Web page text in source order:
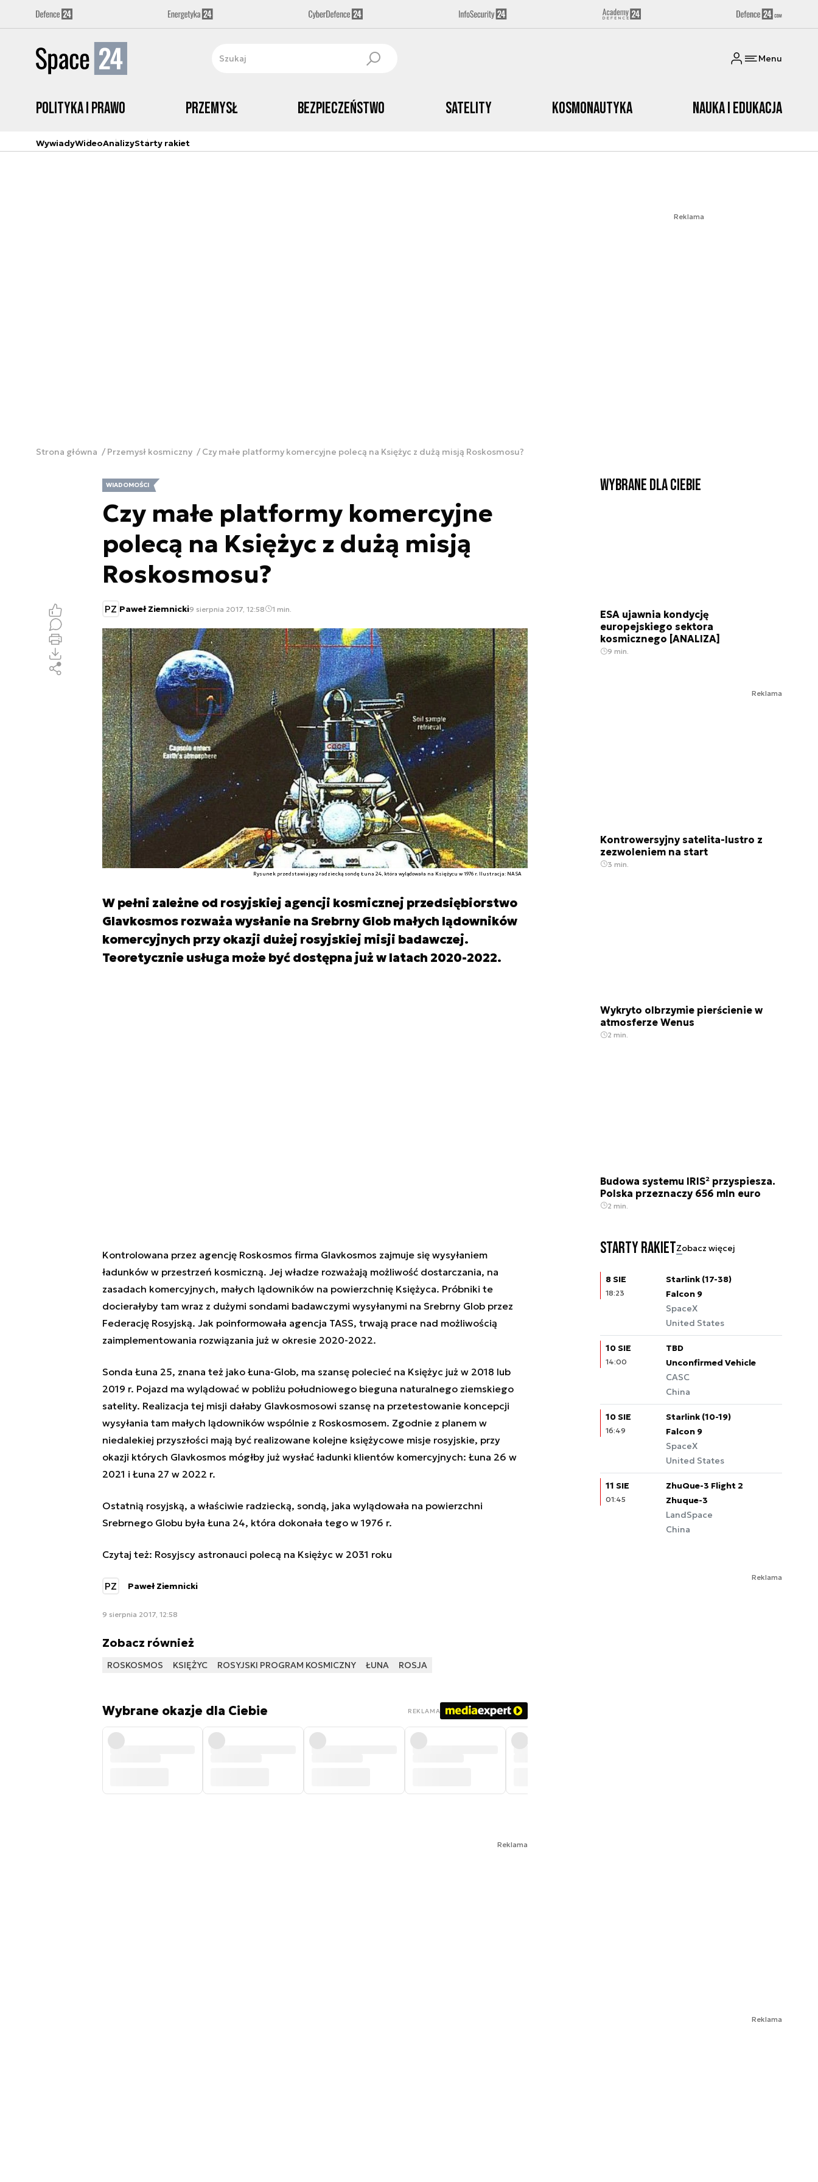
Menu
Polityka i prawo Przemysł Bezpieczeństwo Satelity Kosmonautyka Nauka i edukacja
WywiadyWideoAnalizyStarty rakiet
Reklama
Strona główna Przemysł kosmiczny Czy małe platformy komercyjne polecą na Księżyc z dużą misją Roskosmosu?
WIADOMOŚCI
Czy małe platformy komercyjne
polecą na Księżyc z dużą misją
Roskosmosu?
PZ Paweł Ziemnicki9 sierpnia 2017, 12:58 1 min.
Rysunek przedstawiający radziecką sondę Łuna 24, która wylądowała na Księżycu w 1976 r. Ilustracja: NASA
W pełni zależne od rosyjskiej agencji kosmicznej przedsiębiorstwo
Glavkosmos rozważa wysłanie na Srebrny Glob małych lądowników
komercyjnych przy okazji dużej rosyjskiej misji badawczej.
Teoretycznie usługa może być dostępna już w latach 2020-2022.
Kontrolowana przez agencję Roskosmos firma Glavkosmos zajmuje się wysyłaniem
ładunków w przestrzeń kosmiczną. Jej władze rozważają możliwość dostarczania, na
zasadach komercyjnych, małych lądowników na powierzchnię Księżyca. Próbniki te
docierałyby tam wraz z dużymi sondami badawczymi wysyłanymi na Srebrny Glob przez
Federację Rosyjską. Jak poinformowała agencja TASS, trwają prace nad możliwością
zaimplementowania rozwiązania już w okresie 2020-2022.
Sonda Łuna 25, znana też jako Łuna-Glob, ma szansę polecieć na Księżyc już w 2018 lub
2019 r. Pojazd ma wylądować w pobliżu południowego bieguna naturalnego ziemskiego
satelity. Realizacja tej misji dałaby Glavkosmosowi szansę na przetestowanie koncepcji
wysyłania tam małych lądowników wspólnie z Roskosmosem. Zgodnie z planem w
niedalekiej przyszłości mają być realizowane kolejne księżycowe misje rosyjskie, przy
okazji których Glavkosmos mógłby już wysłać ładunki klientów komercyjnych: Łuna 26 w
2021 i Łuna 27 w 2022 r.
Ostatnią rosyjską, a właściwie radziecką, sondą, jaka wylądowała na powierzchni
Srebrnego Globu była Łuna 24, która dokonała tego w 1976 r.
Czytaj też: Rosyjscy astronauci polecą na Księżyc w 2031 roku
PZ Paweł Ziemnicki
9 sierpnia 2017, 12:58
Zobacz również
ROSKOSMOS KSIĘŻYC ROSYJSKI PROGRAM KOSMICZNY ŁUNA ROSJA
Wybrane okazje dla Ciebie REKLAMA
Reklama
Wybrane dla Ciebie
ESA ujawnia kondycję
europejskiego sektora
kosmicznego [ANALIZA]
9 min.
Reklama
Kontrowersyjny satelita-lustro z
zezwoleniem na start
3 min.
Wykryto olbrzymie pierścienie w
atmosferze Wenus
2 min.
Budowa systemu IRIS² przyspiesza.
Polska przeznaczy 656 mln euro
2 min.
Starty rakietZobacz więcej
8 SIE
18:23
Starlink (17-38)
Falcon 9
SpaceX
United States
10 SIE
14:00
TBD
Unconfirmed Vehicle
CASC
China
10 SIE
16:49
Starlink (10-19)
Falcon 9
SpaceX
United States
11 SIE
01:45
ZhuQue-3 Flight 2
Zhuque-3
LandSpace
China
Reklama
Reklama